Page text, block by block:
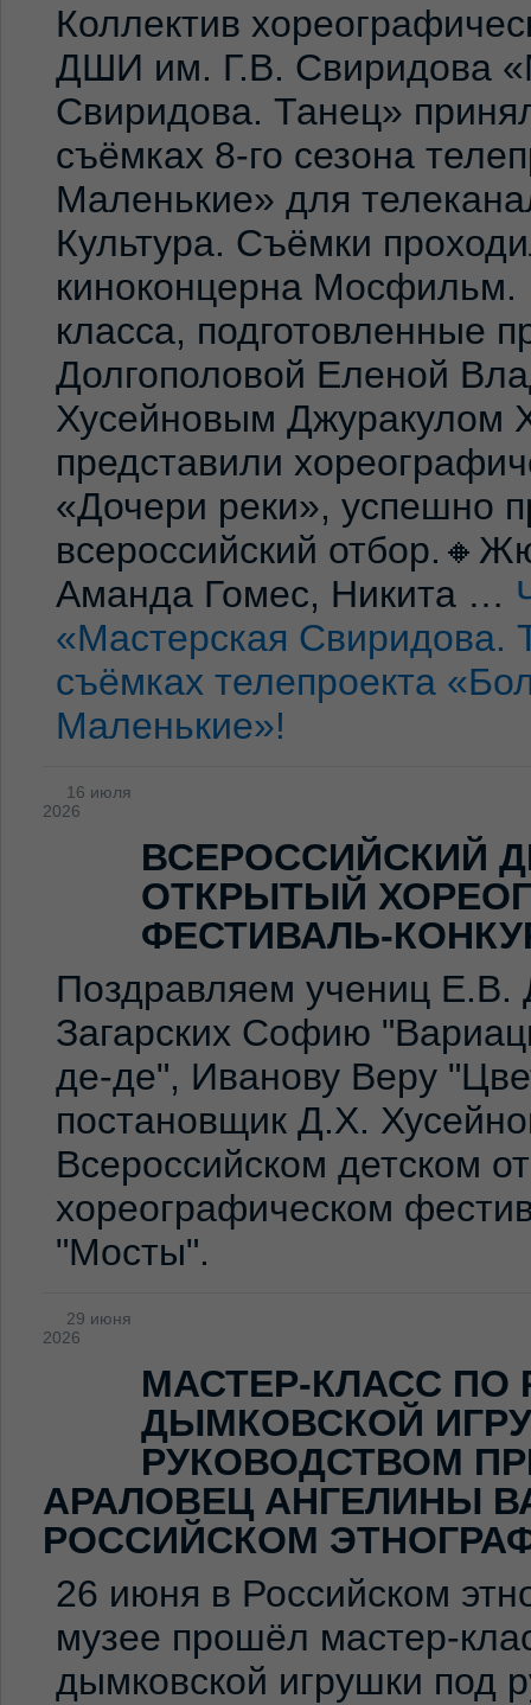
Коллектив
ДШИ им. Г.В. Свиридова
Свиридова. Танец»
съёмках 8-го сезона
Маленькие» для
Культура. Съёмки
киноконцерна Мосфильм.
класса, подготовленные
Долгополовой Еленой
Хусейновым Джуракулом
представили
«Дочери реки», успешно
всероссийский
Аманда Гомес, Никита …
«Мастерская Свиридова.
съёмках телепроекта
Маленькие»!
16 июля
2026
ВСЕРОССИЙСКИЙ
ОТКРЫТЫЙ
ФЕСТИВАЛЬ-
Поздравляем учениц Е.В.
Загарских Софию
де-де", Иванову Веру
постановщик Д.Х.
Всероссийском детском
хореографическом
"Мосты".
29 июня
2026
МАСТЕР-КЛАСС ПО
ДЫМКОВСКОЙ
РУКОВОДСТВОМ
АРАЛОВЕЦ АНГЕЛИНЫ
РОССИЙСКОМ
26 июня в Российском
музее прошёл мастер-
дымковской игрушки под